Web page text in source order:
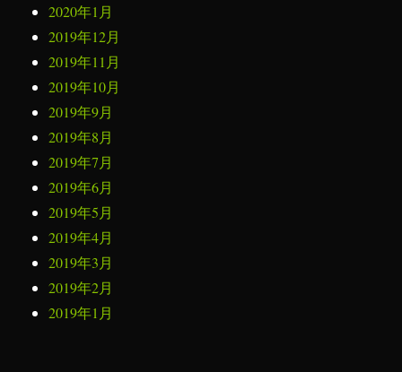
2020年1月
2019年12月
2019年11月
2019年10月
2019年9月
2019年8月
2019年7月
2019年6月
2019年5月
2019年4月
2019年3月
2019年2月
2019年1月